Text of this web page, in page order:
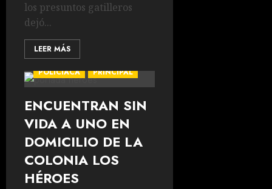
los presuntos gatilleros
dejó...
LEER MÁS
POLICIACA PRINCIPAL
ENCUENTRAN SIN
VIDA A UNO EN
DOMICILIO DE LA
COLONIA LOS
HÉROES